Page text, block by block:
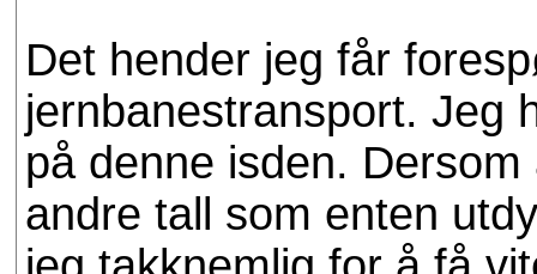
Det hender jeg får
jernbanestransport. Jeg
på denne isden.
andre tall som enten